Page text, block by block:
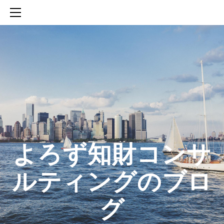
​よろず知財コンサ
ルティングのブロ
グ
SERVICES
知財活動のROICへの貢献
生成AIを活用した知財戦略の策定方法
生成AIとの「壁打ち」で、新たな発明を創出する方法